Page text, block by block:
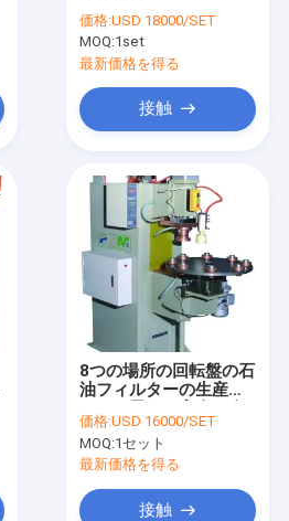
価格:USD 18000/SET
MOQ:1set
最新価格を得る
接触
8つの場所の回転盤の石
油フィルターの生産の
動版の溶接機
価格:USD 16000/SET
MOQ:1セット
最新価格を得る
接触